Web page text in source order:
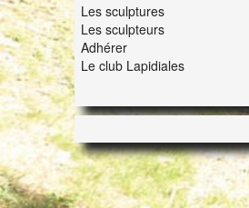
Les sculptures
Les sculpteurs
Adhérer
Le club Lapidiales